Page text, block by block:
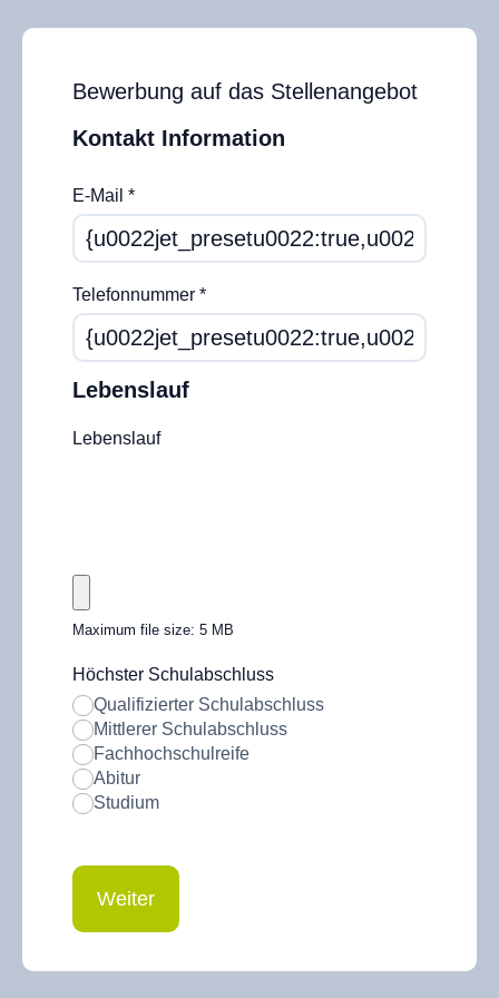
Bewerbung auf das Stellenangebot
Kontakt Information
E-Mail *
Telefonnummer *
Lebenslauf
Lebenslauf
Maximum file size: 5 MB
Höchster Schulabschluss
Qualifizierter Schulabschluss
Mittlerer Schulabschluss
Fachhochschulreife
Abitur
Studium
Weiter